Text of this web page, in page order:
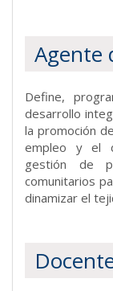
Agente
Define,
desarrollo
la promoción
empleo y el
gestión de
comunitarios
dinamizar el